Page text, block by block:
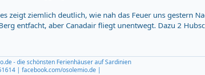
zeigt ziemlich deutlich, wie nah das Feuer uns gestern
entfacht, aber Canadair fliegt unentwegt. Dazu 2
- die schönsten Ferienhäuser auf Sardinien
| facebook.com/osolemio.de |